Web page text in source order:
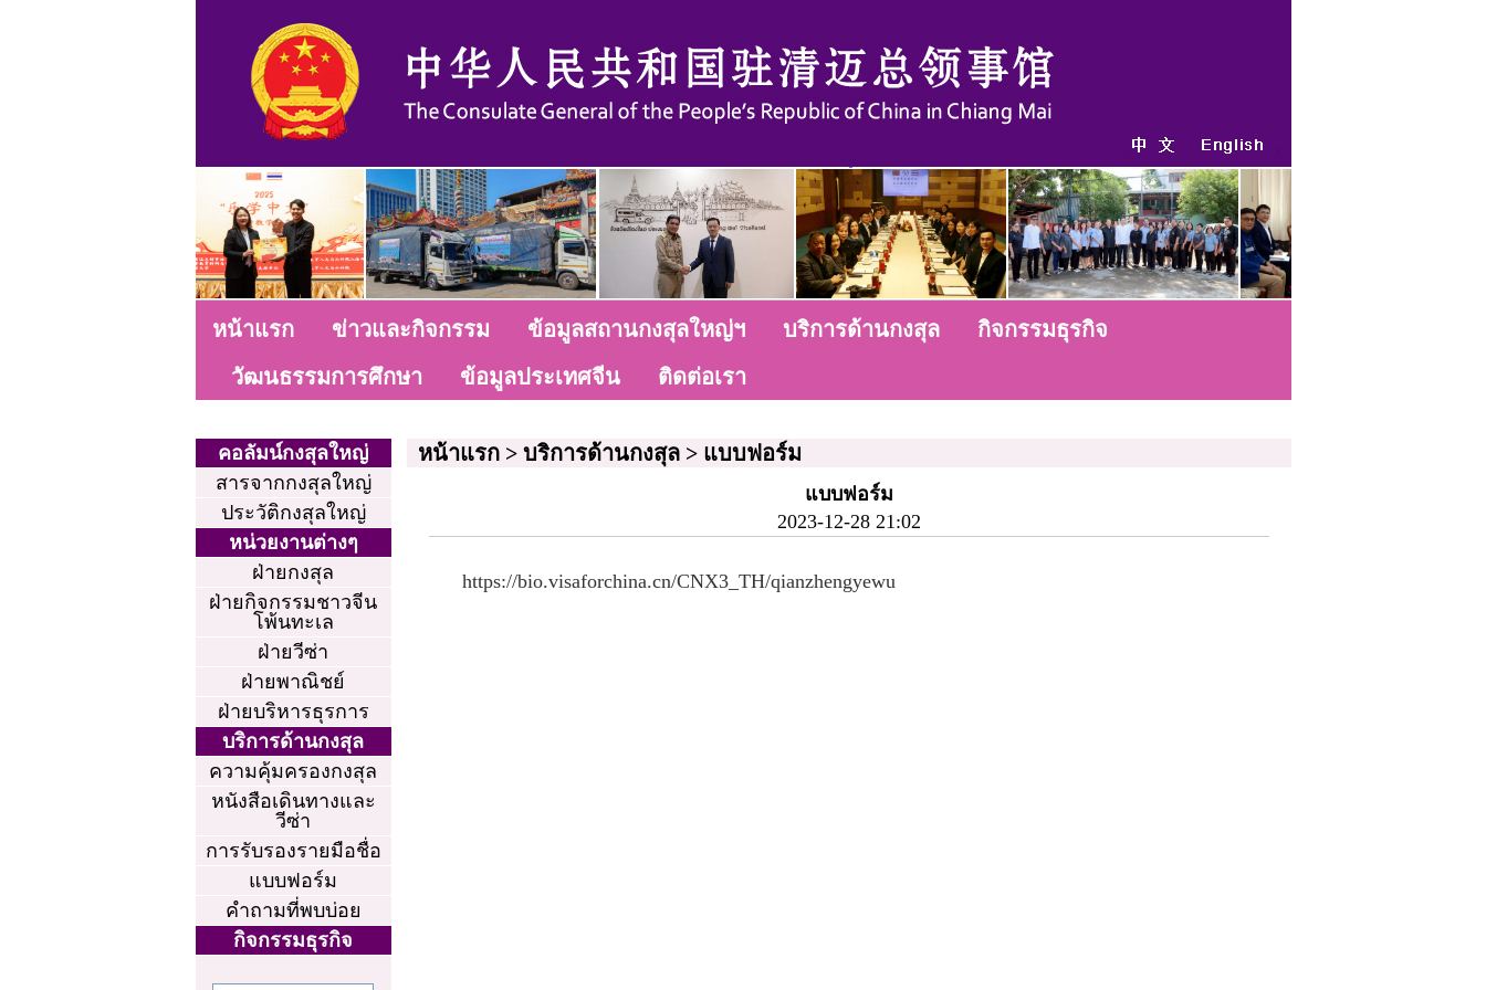
หน้าแรก ข่าวและกิจกรรม ข้อมูลสถานกงสุลใหญ่ฯ บริการด้านกงสุล
กิจกรรมธุรกิจ
วัฒนธรรมการศึกษา
ข้อมูลประเทศจีน ติดต่อเรา
คอลัมน์กงสุลใหญ่
สารจากกงสุลใหญ่
ประวัติกงสุลใหญ่
หน่วยงานต่างๆ
ฝ่ายกงสุล
ฝ่ายกิจกรรมชาวจีน
โพ้นทะเล
ฝ่ายวีซ่า
ฝ่ายพาณิชย์
ฝ่ายบริหารธุรการ
บริการด้านกงสุล
ความคุ้มครองกงสุล
หนังสือเดินทางและ
วีซ่า
การรับรองรายมือชื่อ
แบบฟอร์ม
คำถามที่พบบ่อย
กิจกรรมธุรกิจ
หน้าแรก> บริการด้านกงสุล> แบบฟอร์ม
แบบฟอร์ม
2023-12-28 21:02
https://bio.visaforchina.cn/CNX3_TH/qianzhengyewu